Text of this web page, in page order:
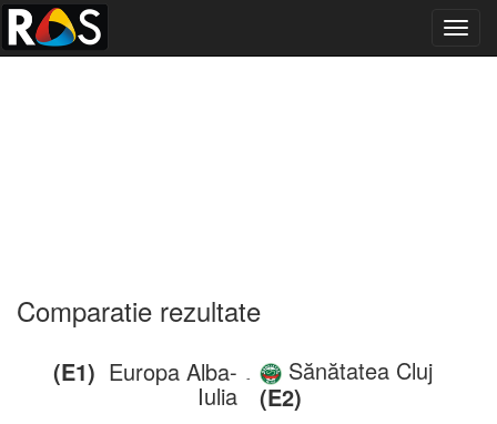
Comparatie rezultate
(E1) Europa Alba-
Iulia
-
Sănătatea Cluj
(E2)